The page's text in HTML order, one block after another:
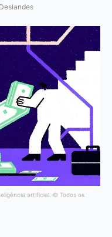
artificial. © Todos os